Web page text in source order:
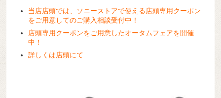
当店店頭では、ソニーストアで使える店頭専用クーポン
をご用意してのご購入相談受付中！
店頭専用クーポンをご用意したオータムフェアを開催
中！
詳しくは店頭にて